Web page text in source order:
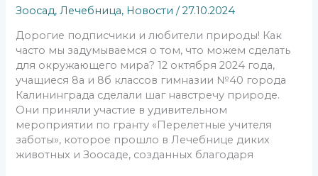
Зоосад,Лечебница, Новости /27.10.2024
Дорогие подписчики и любители природы! Как
часто мы задумываемся о том, что можем сделать
для окружающего мира? 12 октября 2024 года,
учащиеся 8а и 8б классов гимназии №40 города
Калининграда сделали шаг навстречу природе.
Они приняли участие в удивительном
мероприятии по гранту «Перелетные учителя
заботы», которое прошло в Лечебнице диких
животных и Зоосаде, созданных благодаря